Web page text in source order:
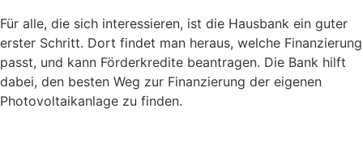
Für alle, die sich interessieren, ist die Hausbank ein guter
erster Schritt. Dort findet man heraus, welche Finanzierung
passt, und kann Förderkredite beantragen. Die Bank hilft
dabei, den besten Weg zur Finanzierung der eigenen
Photovoltaikanlage zu finden.